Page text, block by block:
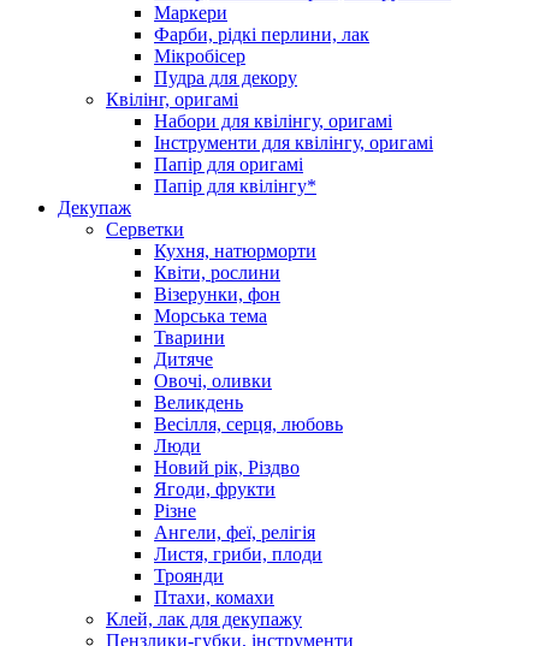
Маркери
Фарби, рідкі перлини, лак
Мікробісер
Пудра для декору
Квілінг, оригамі
Набори для квілінгу, оригамі
Інструменти для квілінгу, оригамі
Папір для оригамі
Папір для квілінгу*
Декупаж
Серветки
Кухня, натюрморти
Квіти, рослини
Візерунки, фон
Морська тема
Тварини
Дитяче
Овочі, оливки
Великдень
Весілля, серця, любовь
Люди
Новий рік, Різдво
Ягоди, фрукти
Різне
Ангели, феї, релігія
Листя, гриби, плоди
Троянди
Птахи, комахи
Клей, лак для декупажу
Пензлики-губки, інструменти